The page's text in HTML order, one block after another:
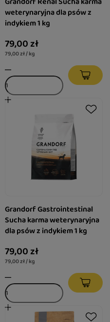
weterynaryjna dla psów z
indykiem 1 kg
79,00 zł
79,00 zł / kg
Grandorf Gastrointestinal
Sucha karma weterynaryjna
dla psów z indykiem 1 kg
79,00 zł
79,00 zł / kg